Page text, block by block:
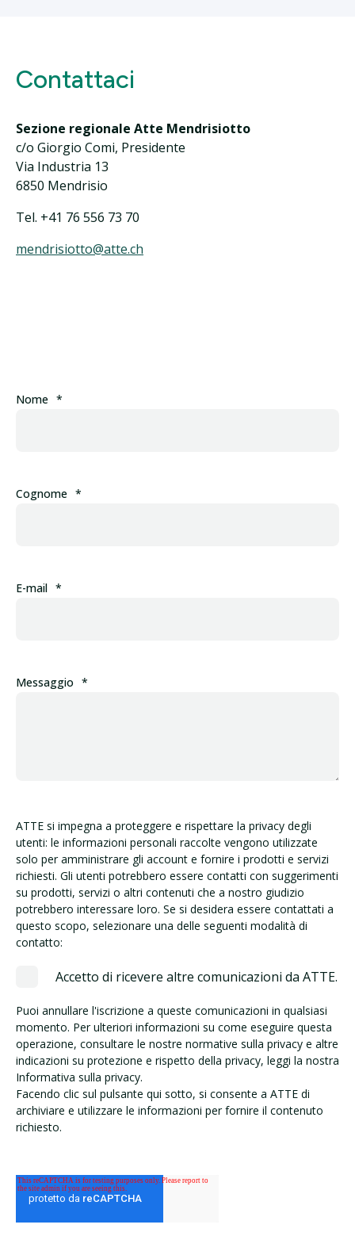
Contattaci
Sezione regionale Atte Mendrisiotto
c/o Giorgio Comi, Presidente
Via Industria 13
6850 Mendrisio
Tel. +41 76 556 73 70
mendrisiotto@atte.ch
Nome *
Cognome *
E-mail *
Messaggio *
ATTE si impegna a proteggere e rispettare la privacy degli
utenti: le informazioni personali raccolte vengono utilizzate
solo per amministrare gli account e fornire i prodotti e servizi
richiesti. Gli utenti potrebbero essere contatti con suggerimenti
su prodotti, servizi o altri contenuti che a nostro giudizio
potrebbero interessare loro. Se si desidera essere contattati a
questo scopo, selezionare una delle seguenti modalità di
contatto:
Accetto di ricevere altre comunicazioni da ATTE.
Puoi annullare l'iscrizione a queste comunicazioni in qualsiasi
momento. Per ulteriori informazioni su come eseguire questa
operazione, consultare le nostre normative sulla privacy e altre
indicazioni su protezione e rispetto della privacy, leggi la nostra
Informativa sulla privacy.
Facendo clic sul pulsante qui sotto, si consente a ATTE di
archiviare e utilizzare le informazioni per fornire il contenuto
richiesto.